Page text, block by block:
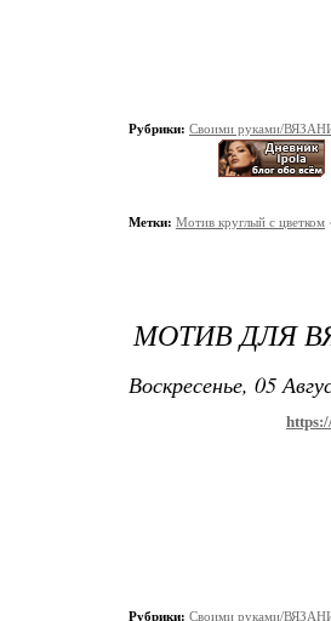
Рубрики: Своими руками/
Метки: Мотив круглый с цветком
МОТИВ ДЛЯ
Воскресенье, 05
Рубрики: Своими руками/